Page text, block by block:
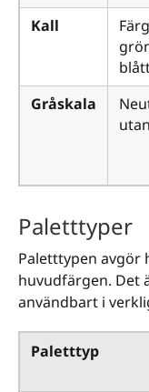
Kall
Gråskala
Paletttyper
Paletttypen avgör
huvudfärgen. Det
användbart i
Paletttyp